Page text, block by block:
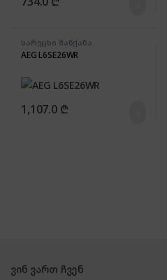
სარეცხი მანქანა
AEG L6SE26WR
1,107.0 ₾
ვინ ვართ ჩვენ